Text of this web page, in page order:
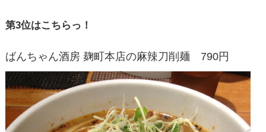
第3位はこちらっ！
ばんちゃん酒房 麹町本店の麻辣刀削麺 790円